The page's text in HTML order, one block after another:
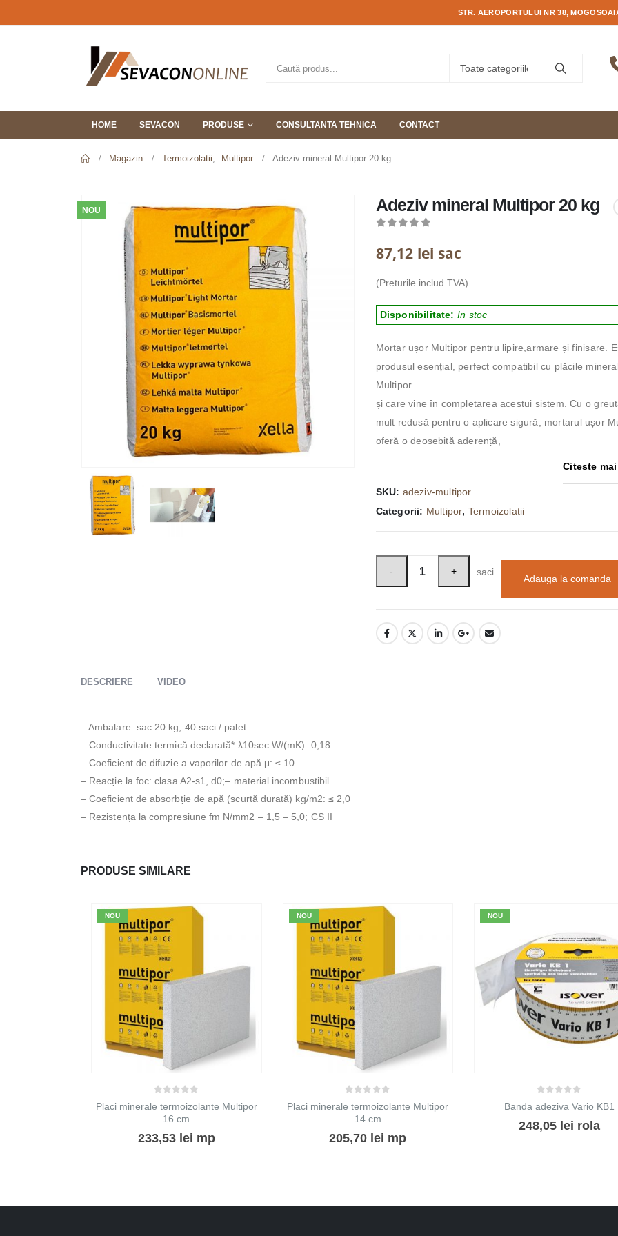
STR. AEROPORTULUI NR 38,
HOME SEVACON PRODUSE CONSULTANTA TEHNICA CONTACT
Magazin Termoizolatii, Multipor Adeziv mineral Multipor 20 kg
NOU Adeziv mineral Multipor 20 kg
87,12 lei sac
(Preturile includ TVA)
Disponibilitate: In stoc
Mortar ușor Multipor pentru lipire,armare și finisare.
produsul esențial, perfect compatibil cu plăcile
Multipor
și care vine în completarea acestui sistem. Cu o
mult redusă pentru o aplicare sigură, mortarul ușor
oferă o deosebită aderență,
Citeste
SKU: adeziv-multipor
Categorii: Multipor, Termoizolatii
saci
Adauga la comanda
DESCRIERE VIDEO
– Ambalare: sac 20 kg, 40 saci / palet
– Conductivitate termică declarată* λ10sec W/(mK): 0,18
– Coeficient de difuzie a vaporilor de apă μ: ≤ 10
– Reacție la foc: clasa A2-s1, d0;– material incombustibil
– Coeficient de absorbție de apă (scurtă durată) kg/m2: ≤ 2,0
– Rezistența la compresiune fm N/mm2 – 1,5 – 5,0; CS II
PRODUSE SIMILARE
NOU
Placi minerale termoizolante Multipor
16 cm
233,53 lei mp
NOU
Placi minerale termoizolante Multipor
14 cm
205,70 lei mp
NOU
Banda adeziva Vario KB1
248,05 lei rola